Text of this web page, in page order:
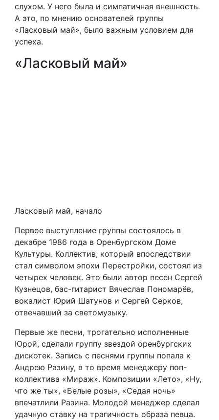
слухом. У него была и симпатичная внешность.
А это, по мнению основателей группы
«Ласковый май», было важным условием для
успеха.
«Ласковый май»
Ласковый май, начало
Первое выступление группы состоялось в
декабре 1986 года в Оренбургском Доме
Культуры. Коллектив, который впоследствии
стал символом эпохи Перестройки, состоял из
четырех человек. Это были автор песен Сергей
Кузнецов, бас-гитарист Вячеслав Пономарёв,
вокалист Юрий Шатунов и Сергей Серков,
отвечавший за светомузыку.
Первые же песни, трогательно исполненные
Юрой, сделали группу звездой оренбургских
дискотек. Запись с песнями группы попала к
Андрею Разину, в то время менеджеру поп-
коллектива «Мираж». Композиции «Лето», «Ну,
что же ты», «Белые розы», «Седая ночь»
впечатлили Разина. Молодой менеджер сделал
удачную ставку на трагичность образа певца.